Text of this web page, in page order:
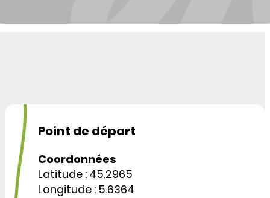
Point de départ
Coordonnées
Latitude : 45.2965
Longitude : 5.6364